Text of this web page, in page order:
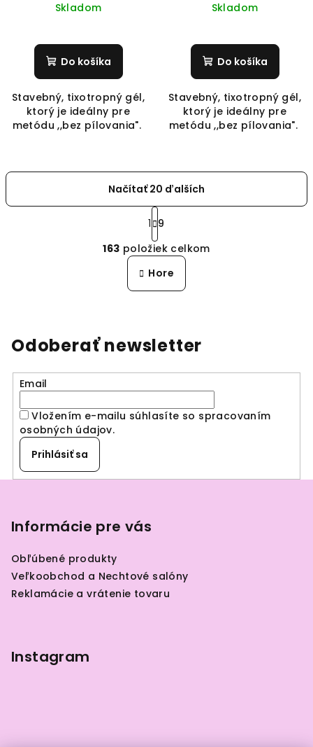
Skladom
Do košíka
Stavebný, tixotropný gél,
ktorý je ideálny pre
metódu ,,bez pílovania".
Skladom
Do košíka
Stavebný, tixotropný gél,
ktorý je ideálny pre
metódu ,,bez pílovania".
O
v
l
á
c
i
v
ý
Načítať 20 ďalších
S
t
r
á
k
o
i
1 9
163 položiek celkom
Hore
Odoberať newsletter
Email
Vložením e-mailu súhlasíte so spracovaním
osobných údajov.
Prihlásiť sa
Informácie pre vás
Obľúbené produkty
Veľkoobchod a Nechtové salóny
Reklamácie a vrátenie tovaru
Instagram